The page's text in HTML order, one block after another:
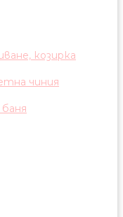
козирка
чиния